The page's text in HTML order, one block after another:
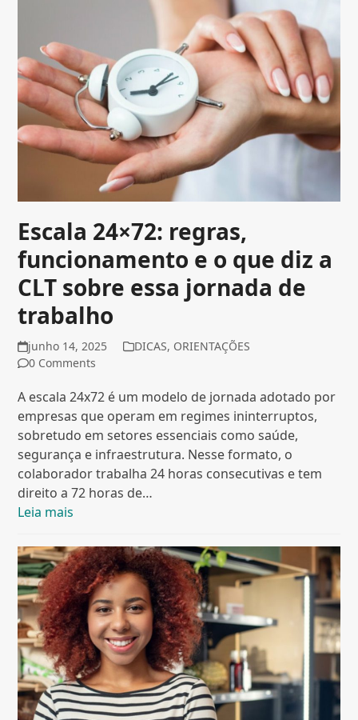
Escala 24×72: regras,
funcionamento e o que diz a
CLT sobre essa jornada de
trabalho
junho 14, 2025 DICAS, ORIENTAÇÕES
0 Comments
A escala 24x72 é um modelo de jornada adotado por
empresas que operam em regimes ininterruptos,
sobretudo em setores essenciais como saúde,
segurança e infraestrutura. Nesse formato, o
colaborador trabalha 24 horas consecutivas e tem
direito a 72 horas de…
Leia mais